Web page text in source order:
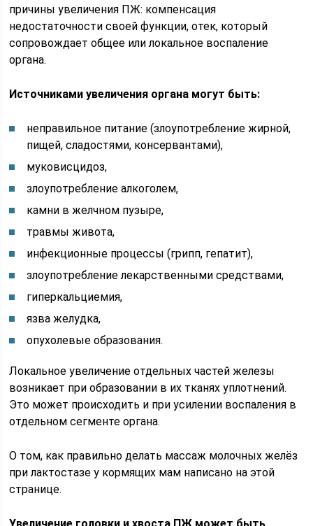
причины увеличения ПЖ: компенсация
недостаточности своей функции, отек, который
сопровождает общее или локальное воспаление
органа.
Источниками увеличения органа могут быть:
неправильное питание (злоупотребление жирной,
пищей, сладостями, консервантами),
муковисцидоз,
злоупотребление алкоголем,
камни в желчном пузыре,
травмы живота,
инфекционные процессы (грипп, гепатит),
злоупотребление лекарственными средствами,
гиперкальциемия,
язва желудка,
опухолевые образования.
Локальное увеличение отдельных частей железы
возникает при образовании в их тканях уплотнений.
Это может происходить и при усилении воспаления в
отдельном сегменте органа.
О том, как правильно делать массаж молочных желёз
при лактостазе у кормящих мам написано на этой
странице.